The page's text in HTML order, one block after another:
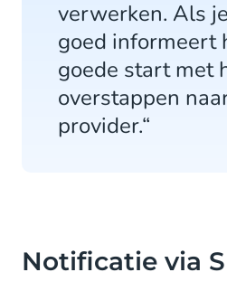
verwerken. Als
goed informeert
goede start met
overstappen
provider.“
Notificatie via